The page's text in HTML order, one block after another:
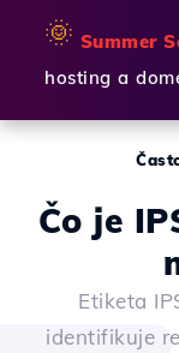
🌞 Summer
hosting a
Čo je
Etiketa
identifikuje